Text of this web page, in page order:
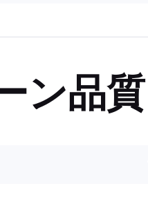
ン品質